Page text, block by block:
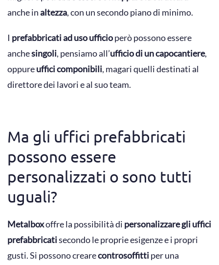
anche inaltezza, con un secondo piano di minimo.
I prefabbricati ad uso ufficioperò possono essere
anchesingoli, pensiamo all’ufficio di un capocantiere,
oppureuffici componibili, magari quelli destinati al
direttore dei lavori e al suo team.
Ma gli uffici prefabbricati
possono essere
personalizzati o sono tutti
uguali?
Metalboxoffre la possibilità di personalizzare gli uffici
prefabbricatisecondo le proprie esigenze e i propri
gusti. Si possono crearecontrosoffittiper una